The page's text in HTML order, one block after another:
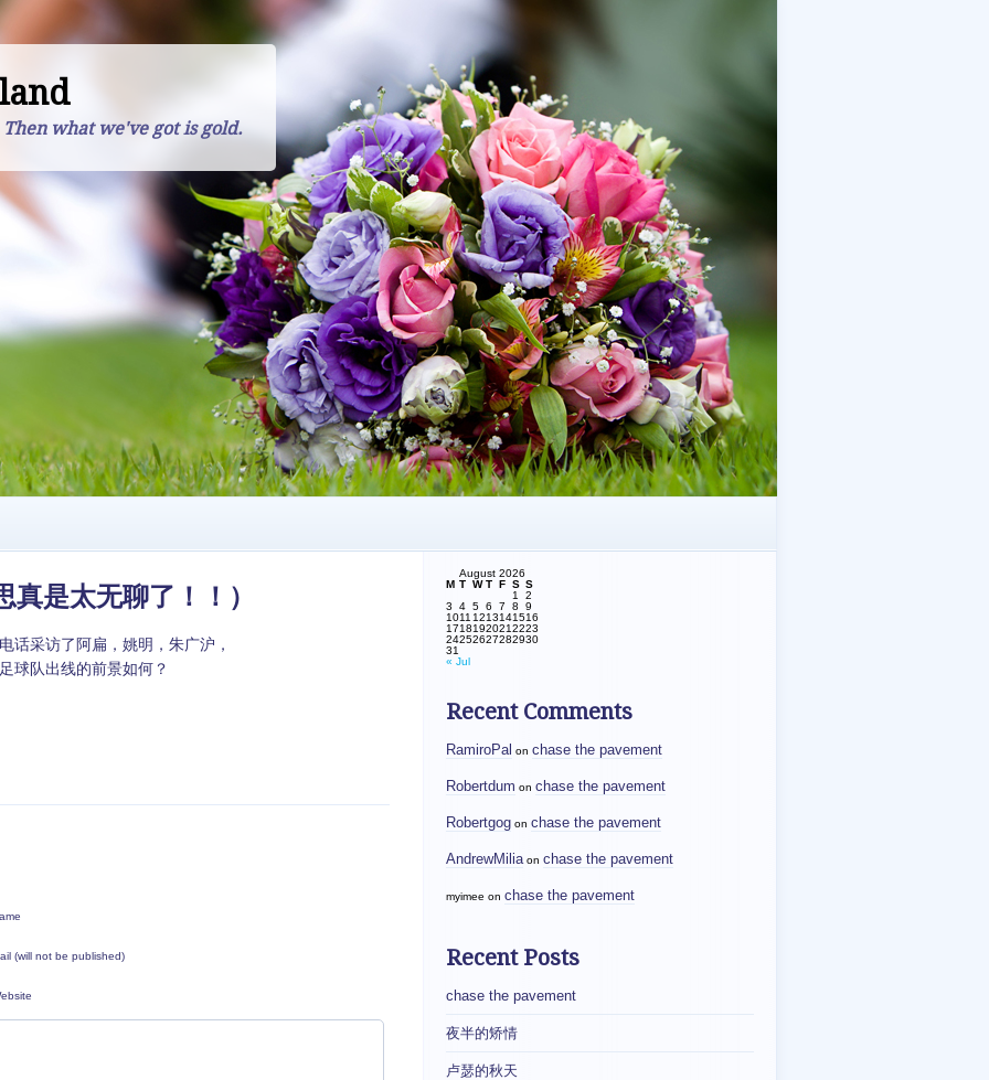
what we've got is gold.
是太无聊了！！）
话采访了阿扁，姚明，朱广沪，
球队出线的前景如何？
(will not be published)
August 2026
M T W T F S S
1
2
3
4 5 6 7 8
9
1011 1213141516
17181920212223
24252627282930
31
« Jul
Recent Comments
RamiroPal on chase the pavement
Robertdum on chase the pavement
Robertgog on chase the pavement
AndrewMilia on chase the pavement
myimee on chase the pavement
Recent Posts
chase the pavement
夜半的矫情
卢瑟的秋天